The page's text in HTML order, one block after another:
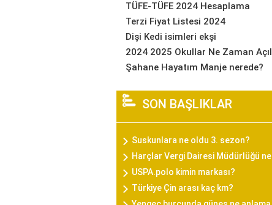
TÜFE-TÜFE 2024 Hesaplama
Terzi Fiyat Listesi 2024
Dişi Kedi isimleri ekşi
2024 2025 Okullar Ne Zaman
Şahane Hayatım Manje nerede?
SON BAŞLIKLAR
Suskunlara ne oldu 3. sezon?
Harçlar Vergi Dairesi Müdürlüğü
USPA.polo kimin markası?
Türkiye Çin arası kaç km?